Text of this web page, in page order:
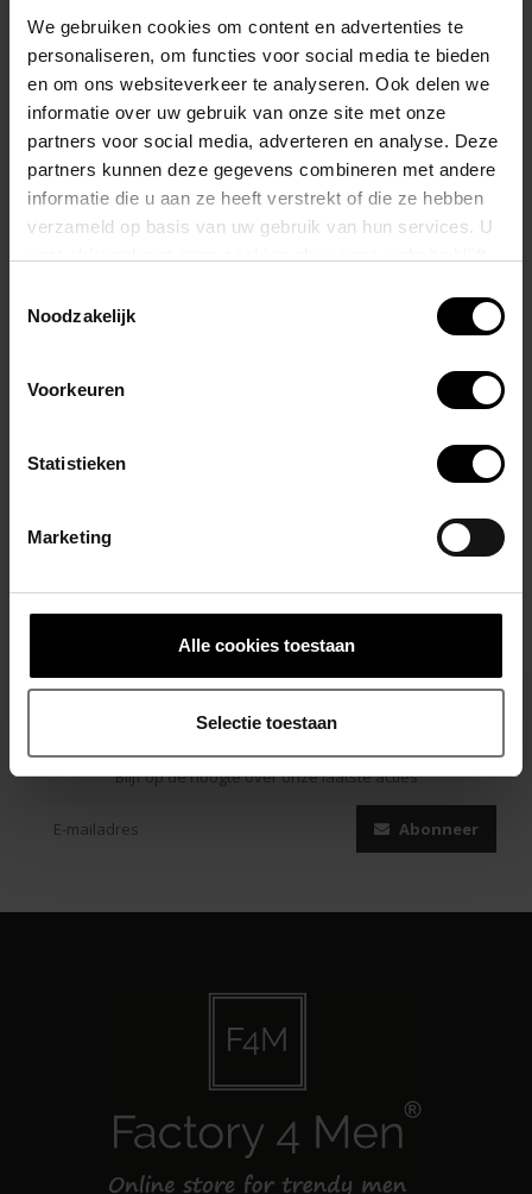
We gebruiken cookies om content en advertenties te
personaliseren, om functies voor social media te bieden
en om ons websiteverkeer te analyseren. Ook delen we
informatie over uw gebruik van onze site met onze
partners voor social media, adverteren en analyse. Deze
partners kunnen deze gegevens combineren met andere
informatie die u aan ze heeft verstrekt of die ze hebben
verzameld op basis van uw gebruik van hun services. U
Noodzakelijk
Voorkeuren
Statistieken
Marketing
Alle cookies toestaan
Selectie toestaan
Gemaakt van luxe, ademende modal stof, ontworpen om jou koel en
comfortabel te houden, zelfs op de warmste dagen.
De unieke SHOW-IT® pouch tilt niet alleen je comfort, maar ook je
look naar ongekende hoogten.
Met een slanke pasvorm, prachtige contrasterende details, en een
toevoegt. Durf te pronken en laat jezelf zien, want jij verdient het
Gerelateerde producten
Blijf op de hoogte over onze laatste acties
Abonneer